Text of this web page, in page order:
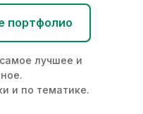
портфолио
лучшее и
и по тематике.